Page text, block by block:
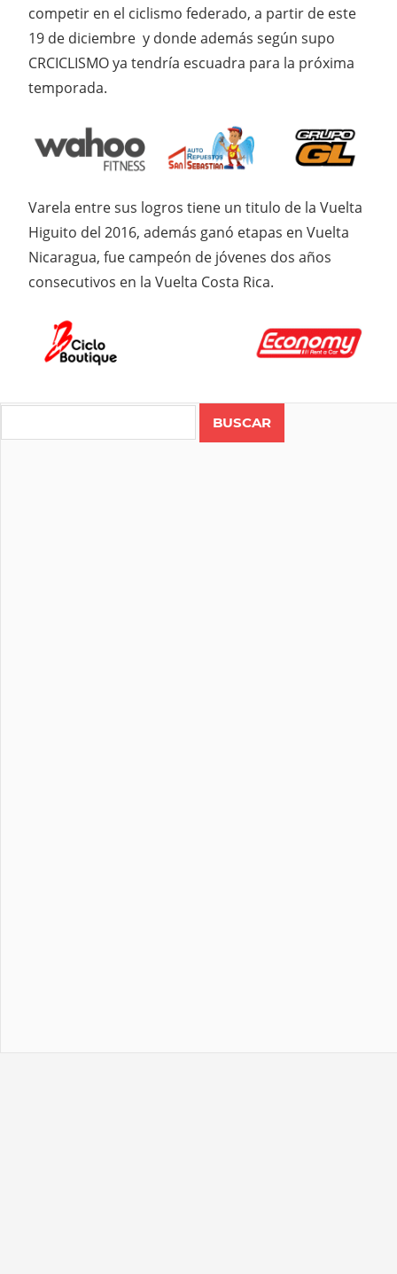
competir en el ciclismo federado, a partir de este
19 de diciembre y donde además según supo
CRCICLISMO ya tendría escuadra para la próxima
temporada.
Varela entre sus logros tiene un titulo de la Vuelta
Higuito del 2016, además ganó etapas en Vuelta
Nicaragua, fue campeón de jóvenes dos años
consecutivos en la Vuelta Costa Rica.